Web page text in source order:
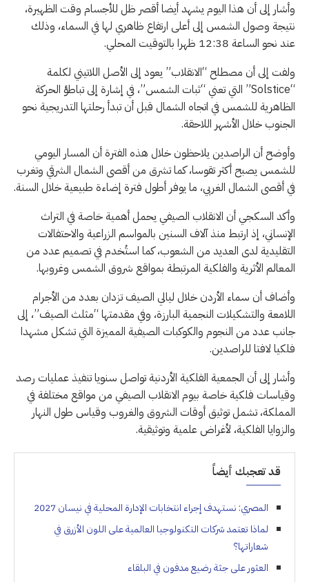
وأشار إلى أن هذا اليوم يشهد أيضا أقصر ظل للأجسام وقت الظهيرة،
نتيجة وصول الشمس إلى أعلى ارتفاع ظاهري لها في السماء، وذلك
عند نحو الساعة 12:38 ظهرا بالتوقيت المحلي.
ولفت إلى أن مصطلح “الانقلاب” يعود إلى الأصل اللاتيني لكلمة
“Solstice” التي تعني “ثبات الشمس”، في إشارة إلى تباطؤ الحركة
الظاهرية للشمس في اتجاه الشمال قبل أن تبدأ رحلتها التدريجية نحو
الجنوب خلال الأشهر اللاحقة.
وأوضح أن الراصدين يلاحظون خلال هذه الفترة أن المسار اليومي
للشمس يصبح أكثر تقوسا، كما تشرق من أقصى الشمال الشرقي وتغرب
في أقصى الشمال الغربي، ما يوفر أطول فترة إضاءة طبيعية خلال السنة.
وأكد السكجي أن الانقلاب الصيفي يحمل أهمية خاصة في التراث
الإنساني، إذ ارتبط منذ آلاف السنين بالمواسم الزراعية والاحتفالات
التقليدية لدى العديد من الشعوب، كما استُخدم في تصميم عدد من
المعالم الأثرية والفلكية المرتبطة بمواقع شروق الشمس وغروبها.
وأضاف أن سماء الأردن خلال ليالي الصيف تزدان بعدد من الأجرام
اللامعة والتشكيلات النجمية البارزة، وفي مقدمتها “مثلث الصيف”، إلى
جانب عدد من النجوم والكوكبات الصيفية المميزة التي تشكل مشهدا
فلكيا لافتا للراصدين.
وأشار إلى أن الجمعية الفلكية الأردنية تواصل سنويا تنفيذ عمليات رصد
وقياسات فلكية خاصة بيوم الانقلاب الصيفي من مواقع مختلفة في
المملكة، تشمل توثيق أوقات الشروق والغروب وقياس طول النهار
والزوايا الفلكية، لأغراض علمية وتوثيقية.
قد تعجبك أيضاً
المصري: نستهدف إجراء انتخابات الإدارة المحلية في نيسان 2027
لماذا تعتمد شركات التكنولوجيا العالمية على اللون الأزرق في
شعاراتها؟
العثور على جثة رضيع مدفون في البلقاء